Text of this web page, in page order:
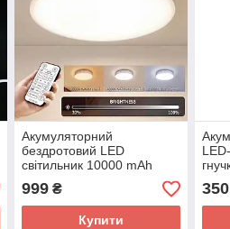
Акумуляторний
бездротовий LED
світильник 10000 mAh
(датчик руху, пульт ДК, 11
год світіння, 3 режими
світла)
999₴
Купити
350